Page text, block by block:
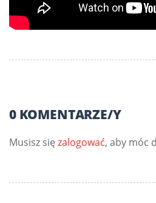
0 KOMENTARZE/Y
Musisz się zalogować, aby móc